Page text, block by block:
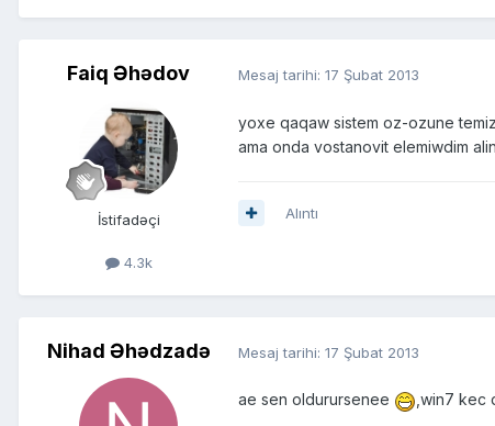
Faiq Əhədov
İstifadəçi
4.3k
Mesaj tarihi: 17 Şubat 2013
yoxe qaqaw sistem oz-ozune
ama onda vostanovit elemiwdim
Alıntı
Nihad Əhədzadə Mesaj tarihi: 17 Şubat 2013
ae sen oldurursenee ,win7 kec